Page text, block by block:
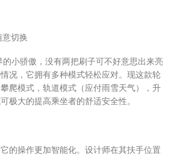
意切换
小骄傲，没有两把刷子可不好意思出来亮
况，它拥有多种模式轻松应对。现这款轮
爬模式，轨道模式（应付雨雪天气），升
极大的提高乘坐者的舒适安全性。
的操作更加智能化。设计师在其扶手位置